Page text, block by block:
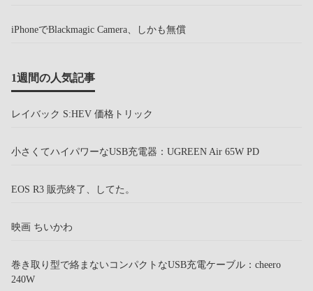
iPhoneでBlackmagic Camera、しかも無償
1週間の人気記事
レイバック S:HEV 価格トリック
小さくてハイパワーなUSB充電器：UGREEN Air 65W PD
EOS R3 販売終了、してた。
映画 ちいかわ
巻き取り型で絡まないコンパクトなUSB充電ケーブル：cheero
240W